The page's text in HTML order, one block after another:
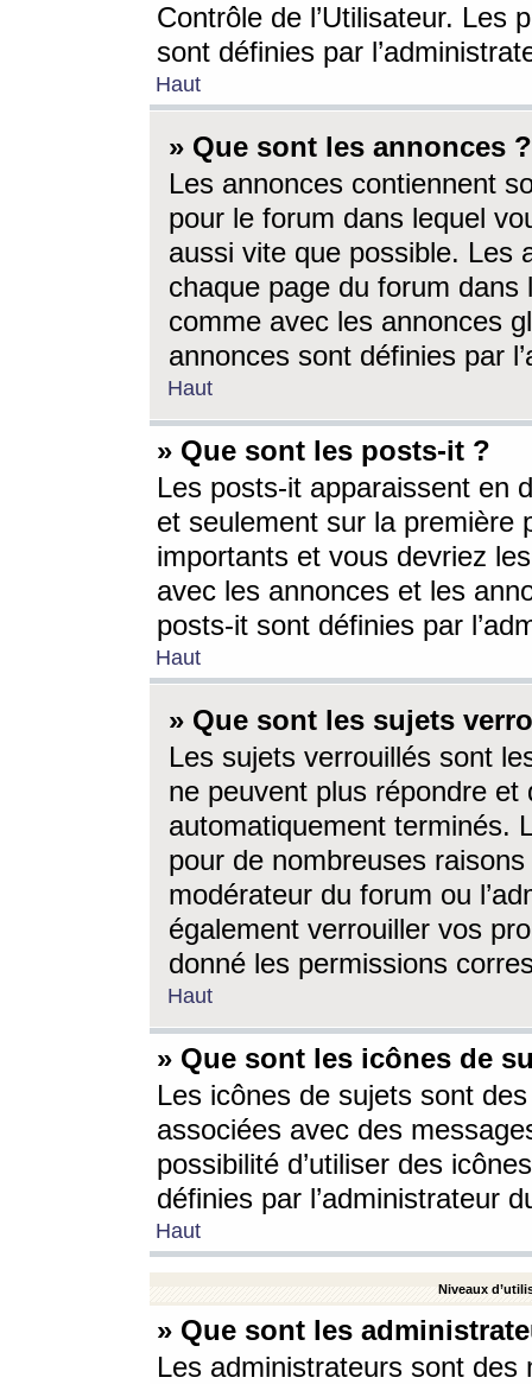
Contrôle de l’Utilisateur. Les
sont définies par
Haut
» Que sont les annonces ?
Les annonces contiennent
pour le forum dans lequel
aussi vite que possible. Les
chaque page du forum dans
comme avec les annonces
annonces sont définies par
Haut
» Que sont les posts-it ?
Les posts-it apparaissent en
et seulement sur la première
importants et vous devriez
avec les annonces et les
posts-it sont définies par
Haut
» Que sont les sujets
Les sujets verrouillés sont
ne peuvent plus répondre
automatiquement terminés.
pour de nombreuses
modérateur du forum ou
également verrouiller vos
donné les permissions
Haut
» Que sont les icônes de
Les icônes de sujets sont
associées avec des
possibilité d’utiliser des
définies par l’administrateur
Haut
Niveaux
» Que sont les
Les administrateurs sont